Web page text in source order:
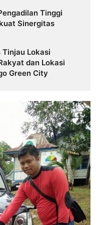
Tinggi
Sinergitas
Tinjau Lokasi
dan Lokasi
Green City